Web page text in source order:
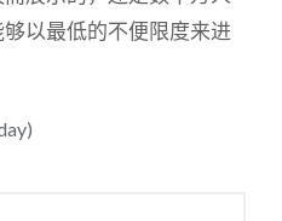
以最低的不便限度来进